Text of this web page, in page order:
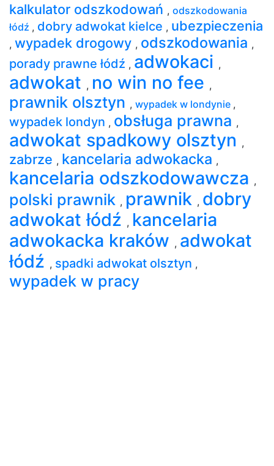
kalkulator odszkodowań , odszkodowania
łódź , dobry adwokat kielce , ubezpieczenia
, wypadek drogowy , odszkodowania ,
porady prawne łódź , adwokaci ,
adwokat , no win no fee ,
prawnik olsztyn , wypadek w londynie ,
wypadek londyn , obsługa prawna ,
adwokat spadkowy olsztyn ,
zabrze , kancelaria adwokacka ,
kancelaria odszkodowawcza ,
polski prawnik , prawnik , dobry
adwokat łódź , kancelaria
adwokacka kraków , adwokat
łódź , spadki adwokat olsztyn ,
wypadek w pracy